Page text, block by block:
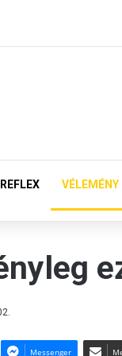
REFLEX VÉLEMÉNY
Messenger